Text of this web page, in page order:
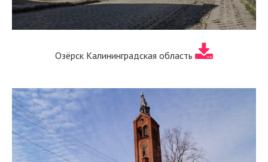
Озёрск Калининградская область